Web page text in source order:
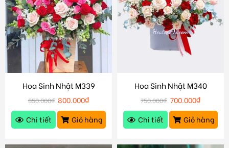
Hoa Sinh Nhật M339
850.000₫ 800.000₫
Chi tiết
Giỏ hàng
Hoa Sinh Nhật M340
750.000₫ 700.000₫
Chi tiết
Giỏ hàng